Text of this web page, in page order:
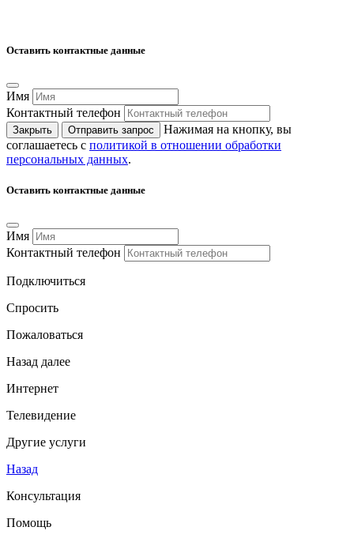
Оставить контактные данные
Имя
Контактный телефон
Закрыть Отправить запрос
Нажимая на кнопку, вы
соглашаетесь с политикой в отношении обработки
персональных данных.
Оставить контактные данные
Имя
Контактный телефон
Подключиться
Спросить
Пожаловаться
Назад далее
Интернет
Телевидение
Другие услуги
Назад
Консультация
Помощь